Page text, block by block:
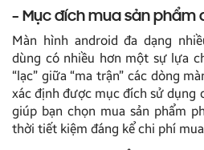
– Mục đích mua sản phẩm
Màn hình android đa dạng
dùng có nhiều hơn một sự lựa
“lạc” giữa “ma trận” các dòng
xác định được mục đích sử dụng
giúp bạn chọn mua sản phẩm
thời tiết kiệm đáng kể chi phí